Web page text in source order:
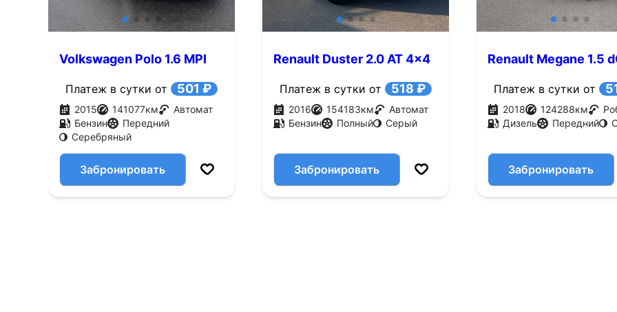
Volkswagen Polo 1.6 MPI
Платеж в сутки от 501 ₽
2015 141077км
Автомат
Бензин
Передний
Серебряный
Забронировать
Renault Duster 2.0 AT 4x4
Платеж в сутки от 518 ₽
2016 154183км
Автомат
Бензин
Полный Серый
Забронировать
Renault Megane 1.5
Платеж в сутки от
2018 124288км
Дизель
Передний
Забронировать